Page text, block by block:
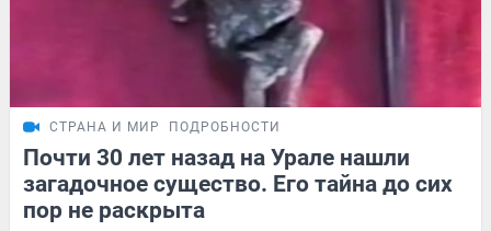
СТРАНА И МИР ПОДРОБНОСТИ
Почти 30 лет назад на Урале нашли
загадочное существо. Его тайна до сих
пор не раскрыта